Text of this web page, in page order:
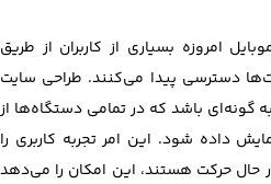
امروزه بسیاری از کاربران از طریق
دسترسی پیدا می‌کنند. طراحی سایت
باشد که در تمامی دستگاه‌ها از
داده شود. این امر تجربه کاربری را
حال حرکت هستند، این امکان را می‌دهد